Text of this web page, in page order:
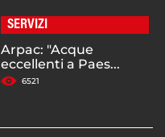
SERVIZI
Arpac: "Acque
eccellenti a Paes...
6521